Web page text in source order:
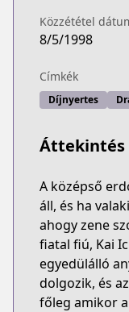
Közzététel
8/5/1998
Címkék
Díjnyertes
Áttekintés
A középső
áll, és ha
ahogy zene
fiatal fiú, Kai
egyedülálló
dolgozik, és
főleg amikor